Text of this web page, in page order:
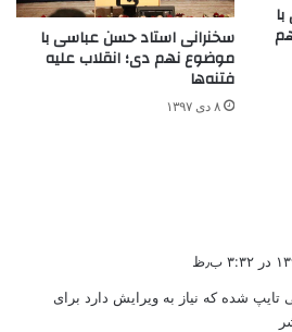
سخنرانی استاد حسن عباسی با
موضوع نهم دی؛ انقلاب علیه
فتنه‌ها
۸ دی ۱۳۹۷
تایپ شده که نیاز به ویرایش دارد برای